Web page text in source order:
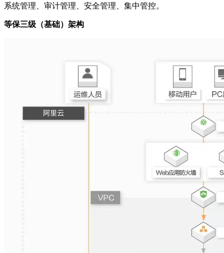
系统管理、审计管理、安全管理、集中管控。
等保三级（基础）架构